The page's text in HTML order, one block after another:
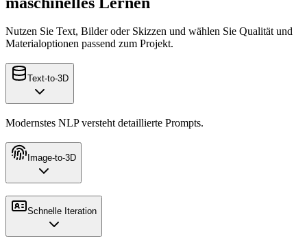
Nutzen Sie Text, Bilder oder Skizzen und wählen Sie Qualität und
Materialoptionen passend zum Projekt.
Text-to-3D
Modernstes NLP versteht detaillierte Prompts.
Image-to-3D
Schnelle Iteration